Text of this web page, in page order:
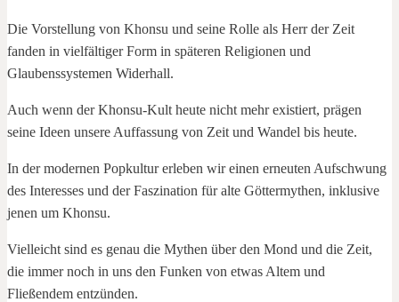
Die Vorstellung von Khonsu und seine Rolle als Herr der Zeit
fanden in vielfältiger Form in späteren Religionen und
Glaubenssystemen Widerhall.
Auch wenn der Khonsu-Kult heute nicht mehr existiert, prägen
seine Ideen unsere Auffassung von Zeit und Wandel bis heute.
In der modernen Popkultur erleben wir einen erneuten Aufschwung
des Interesses und der Faszination für alte Göttermythen, inklusive
jenen um Khonsu.
Vielleicht sind es genau die Mythen über den Mond und die Zeit,
die immer noch in uns den Funken von etwas Altem und
Fließendem entzünden.